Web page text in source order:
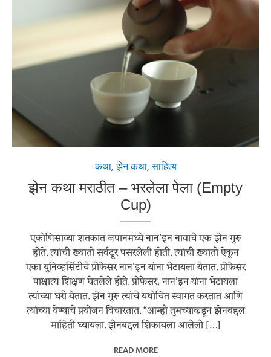
कथा,झेन कथा,साहित्य
झेन कथा मराठीत – भरलेला पेला (Empty
Cup)
एकोणिसाव्या शतकात जपानमध्ये नान’इन नावाचे एक झेन गुरू
होते. त्यांची ख्याती सर्वदूर पसरलेली होती. त्यांची ख्याती ऐकून
एका युनिव्हर्सिटीचे प्रोफेसर नान’इन यांना भेटायला येतात. प्रोफेसर
पाश्चात्य शिक्षण घेतलेले होते. प्रोफेसर, नान’इन यांना भेटायला
त्यांच्या घरी येतात. झेन गुरू त्यांचे यथोचित स्वागत करतात आणि
त्यांच्या येण्याचे प्रयोजन विचारतात. “आम्ही तुमच्याकडून झेनबद्दल
माहिती घ्यायला. झेनबद्दल शिकायला आलेलो […]
READ MORE